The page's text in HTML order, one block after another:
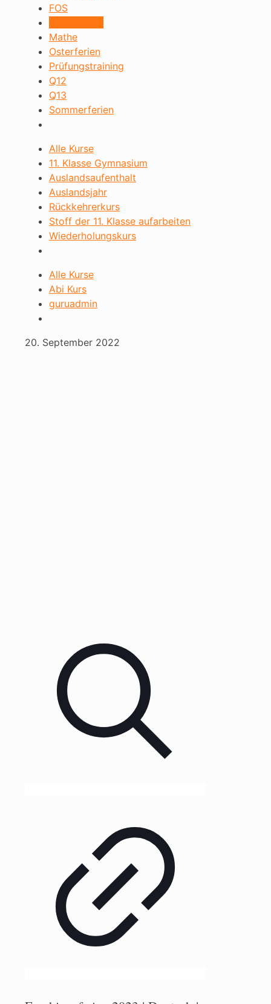
FOS
Mathe
Osterferien
Prüfungstraining
Q12
Q13
Sommerferien
Alle Kurse
11. Klasse Gymnasium
Auslandsaufenthalt
Auslandsjahr
Rückkehrerkurs
Stoff der 11. Klasse aufarbeiten
Wiederholungskurs
Alle Kurse
Abi Kurs
guruadmin
20. September 2022